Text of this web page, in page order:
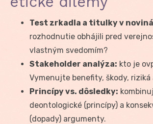
Test zrkadla a titulky v
rozhodnutie obhájili pred
vlastným svedomím?
Stakeholder analýza: kto je
Vymenujte benefity, škody, riziká
Princípy vs. dôsledky:
deontologické (princípy) a
(dopady) argumenty.